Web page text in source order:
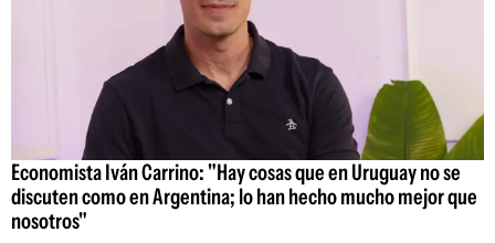
Economista Iván Carrino: "Hay cosas que en Uruguay no se
discuten como en Argentina; lo han hecho mucho mejor que
nosotros"